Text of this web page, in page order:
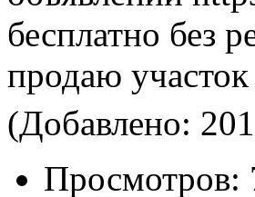
бесплатно без
продаю участок
(Добавлено:
Просмотров: